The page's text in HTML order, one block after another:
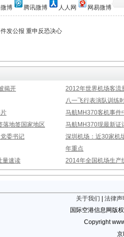
博 腾讯微博 人人网 网易微博
发公报 重申反恐决心
揭开
2012年世界机场客流
八一飞行表演队训练
马航MH370客机事件
落地签国家地区
马航MH370现最新证
委书记
深圳机场：近30家机
年重点
量速读
2014年全国机场生产
关于我们
法律声
国际空港信息网版
Copyright